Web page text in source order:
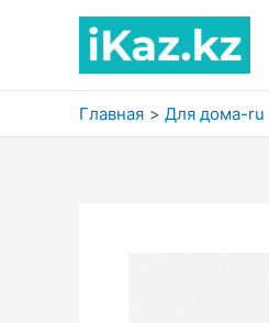
содержимому
Главная Для дома-ru